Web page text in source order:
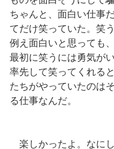
ちゃんと、面白い仕事
てだけ笑っていた。笑
例え面白いと思っても
最初に笑うには勇気が
率先して笑ってくれる
たちがやっていたのは
る仕事なんだ。
楽しかったよ。なに